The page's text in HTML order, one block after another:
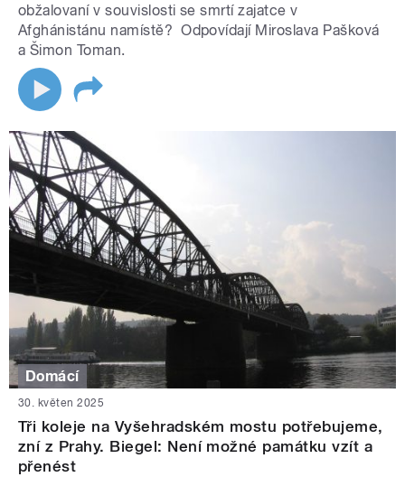
obžalovaní v souvislosti se smrtí zajatce v
Afghánistánu namístě? Odpovídají Miroslava Pašková
a Šimon Toman.
Domácí
30. květen 2025
Tři koleje na Vyšehradském mostu potřebujeme,
zní z Prahy. Biegel: Není možné památku vzít a
přenést